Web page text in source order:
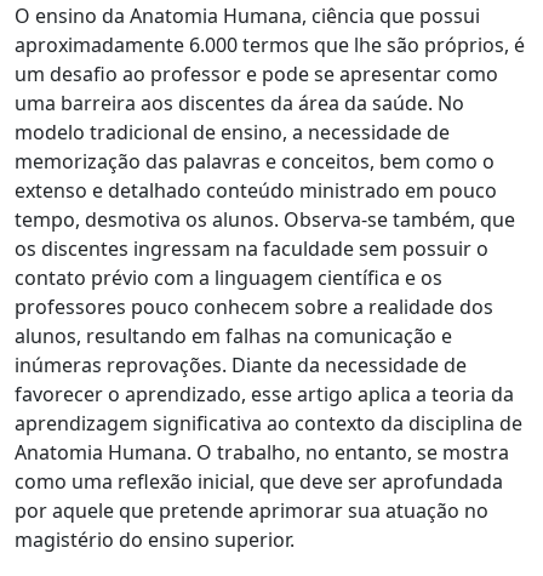
O ensino da Anatomia Humana, ciência que possui
aproximadamente 6.000 termos que lhe são próprios, é
um desafio ao professor e pode se apresentar como
uma barreira aos discentes da área da saúde. No
modelo tradicional de ensino, a necessidade de
memorização das palavras e conceitos, bem como o
extenso e detalhado conteúdo ministrado em pouco
tempo, desmotiva os alunos. Observa-se também, que
os discentes ingressam na faculdade sem possuir o
contato prévio com a linguagem científica e os
professores pouco conhecem sobre a realidade dos
alunos, resultando em falhas na comunicação e
inúmeras reprovações. Diante da necessidade de
favorecer o aprendizado, esse artigo aplica a teoria da
aprendizagem significativa ao contexto da disciplina de
Anatomia Humana. O trabalho, no entanto, se mostra
como uma reflexão inicial, que deve ser aprofundada
por aquele que pretende aprimorar sua atuação no
magistério do ensino superior.